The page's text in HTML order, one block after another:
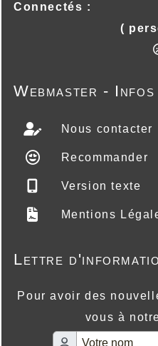
Connectés :
(
Webmaster - Infos
Nous contacter
Recommander
Version texte
Mentions
Lettre
Pour avoir des
vous à